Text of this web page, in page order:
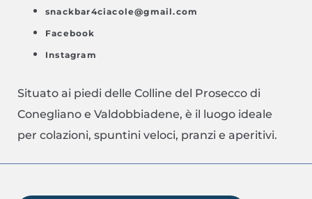
snackbar4ciacole@gmail.com
Facebook
Instagram
Situato ai piedi delle Colline del Prosecco di
Conegliano e Valdobbiadene, è il luogo ideale
per colazioni, spuntini veloci, pranzi e aperitivi.